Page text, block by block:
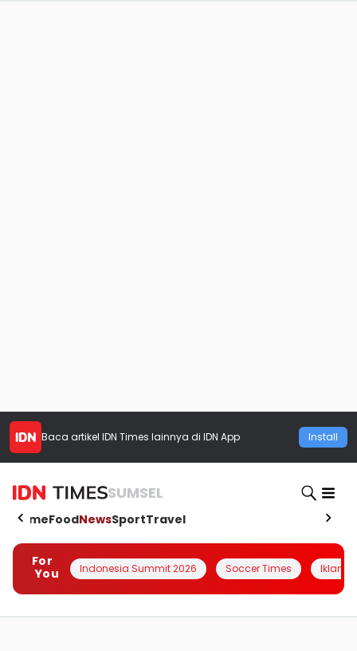
Baca artikel IDN Times lainnya di IDN App Install
SUMSEL
HomeFoodNewsSportTravel
For
You
Indonesia Summit 2026 Soccer Times Iklanin